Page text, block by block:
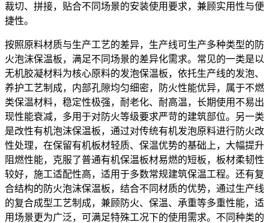
裁切、拼接，贴合不同场景的安装使用要求，兼顾实用性与便
捷性。
按照原料材质与生产工艺的差异，生产线可生产多种类型的防
火泡沫保温板，满足不同场景的差异化需求。常见的一类是以
无机胶凝材料为核心原料的发泡保温板，依托生产线的发泡、
养护工艺制成，内部孔隙均匀细密，防火性能优异，属于不燃
类保温材料，稳定性极强，耐老化、耐高温，长期使用不易出
现性能衰减，多用于对防火等级要求严苛的建筑部位。另一类
是改性有机泡沫保温板，通过对传统有机发泡原料进行防火改
性处理，在保留有机板材轻质、保温优势的基础上，大幅提升
阻燃性能，克服了普通有机保温板材易燃的短板，板材柔韧性
较好，施工适配性高，适用于多数常规建筑保温工程。还有复
合结构的防火泡沫保温板，结合不同材质的优势，通过生产线
的复合成型工艺制成，兼顾防火、保温、承重等多重性能，适
用场景更为广泛，可满足特殊工况下的使用需求。不同种类的